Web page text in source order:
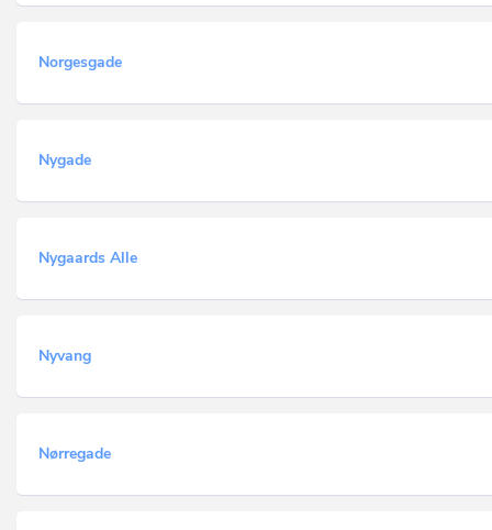
Norgesgade
Nygade
Nygaards Alle
Nyvang
Nørregade